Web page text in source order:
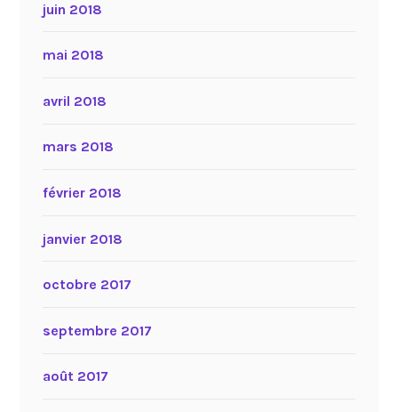
juin 2018
mai 2018
avril 2018
mars 2018
février 2018
janvier 2018
octobre 2017
septembre 2017
août 2017